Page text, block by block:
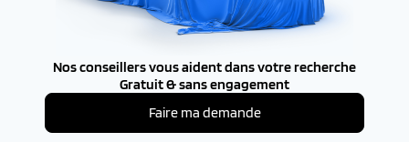
Nos conseillers vous aident dans votre recherche
Gratuit & sans engagement
Faire ma demande